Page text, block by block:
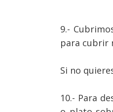
9.-
para cubrir
Si no
10.- Para